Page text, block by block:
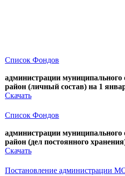
Список Фондов
администрации муниципального
район (личный состав) на 1
Скачать
Список Фондов
администрации муниципального
район (дел постоянного
Скачать
Постановление администрации